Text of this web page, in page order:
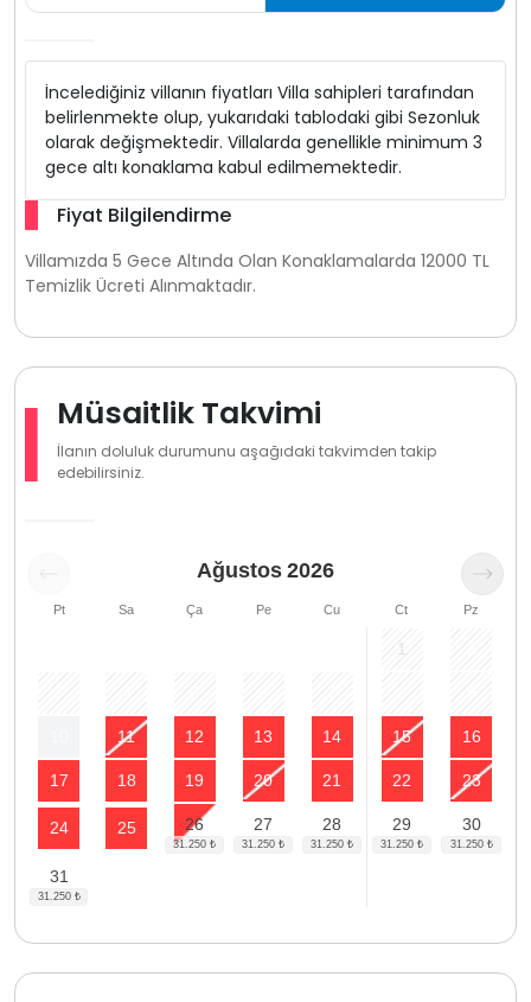
İncelediğiniz villanın fiyatları Villa sahipleri tarafından
belirlenmekte olup, yukarıdaki tablodaki gibi Sezonluk
olarak değişmektedir. Villalarda genellikle minimum 3
gece altı konaklama kabul edilmemektedir.
Fiyat Bilgilendirme
Villamızda 5 Gece Altında Olan Konaklamalarda 12000 TL
Temizlik Ücreti Alınmaktadır.
Müsaitlik Takvimi
İlanın doluluk durumunu aşağıdaki takvimden takip
edebilirsiniz.
Ağustos 2026
Pt Sa Ça Pe Cu Ct Pz
1
11 12 13 14 15 16
17 18 19 20 21 22 23
24 25 26 27 28 29 30
31